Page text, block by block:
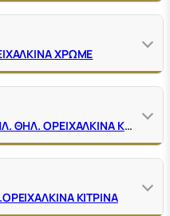
ΧΡΩΜΕ
ΤΑΦ ΣΥΣΤΟΛΙΚΑ ΘΗΛ. ΘΗΛ. ΘΗΛ. ΟΡΕΙΧΑΛΚΙΝΑ ΚΙΤΡΙΝΑ
ΚΙΤΡΙΝΑ